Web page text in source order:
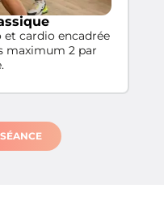
et cardio encadrée
maximum 2 par